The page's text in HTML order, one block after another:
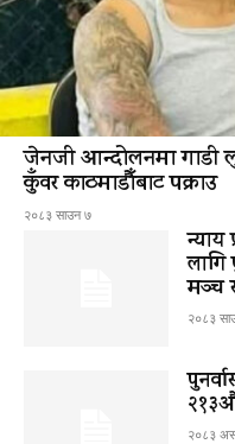
जेनजी आन्दोलनमा गाडी
कुँवर काठमाडौँबाट पक्राउ
२०८३ साउन ७
न्याय
लागि
मञ्च
२०८३
२०८३